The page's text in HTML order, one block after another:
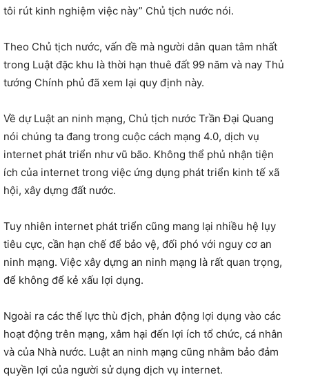
tôi rút kinh nghiệm việc này” Chủ tịch nước nói.
Theo Chủ tịch nước, vấn đề mà người dân quan tâm nhất
trong Luật đặc khu là thời hạn thuê đất 99 năm và nay Thủ
tướng Chính phủ đã xem lại quy định này.
Về dự Luật an ninh mạng, Chủ tịch nước Trần Đại Quang
nói chúng ta đang trong cuộc cách mạng 4.0, dịch vụ
internet phát triển như vũ bão. Không thể phủ nhận tiện
ích của internet trong việc ứng dụng phát triển kinh tế xã
hội, xây dựng đất nước.
Tuy nhiên internet phát triển cũng mang lại nhiều hệ lụy
tiêu cực, cần hạn chế để bảo vệ, đối phó với nguy cơ an
ninh mạng. Việc xây dựng an ninh mạng là rất quan trọng,
để không để kẻ xấu lợi dụng.
Ngoài ra các thế lực thù địch, phản động lợi dụng vào các
hoạt động trên mạng, xâm hại đến lợi ích tổ chức, cá nhân
và của Nhà nước. Luật an ninh mạng cũng nhằm bảo đảm
quyền lợi của người sử dụng dịch vụ internet.